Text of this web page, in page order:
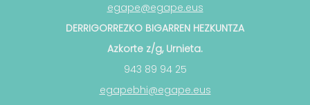
egape@egape.eus
DERRIGORREZKO BIGARREN HEZKUNTZA
Azkorte z/g, Urnieta.
943 89 94 25
egapebhi@egape.eus